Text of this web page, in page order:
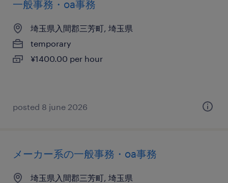
一般事務・oa事務
埼玉県入間郡三芳町, 埼玉県
temporary
¥1400.00 per hour
posted 8 june 2026
メーカー系の一般事務・oa事務
埼玉県入間郡三芳町, 埼玉県